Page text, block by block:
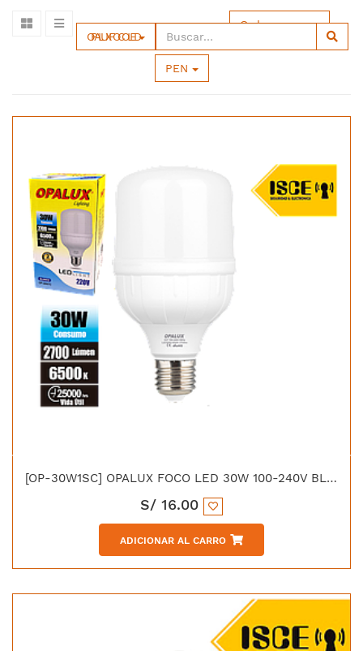
OPALUX FOCO LED
PEN
Ordenar por
[OP-30W1SC] OPALUX FOCO LED 30W 100-240V BLANCO 2700LM 6500K E27 240°
S/ 16.00
ADICIONAR AL CARRO